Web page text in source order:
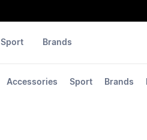
Accessories Sport Brands
Sport Brands